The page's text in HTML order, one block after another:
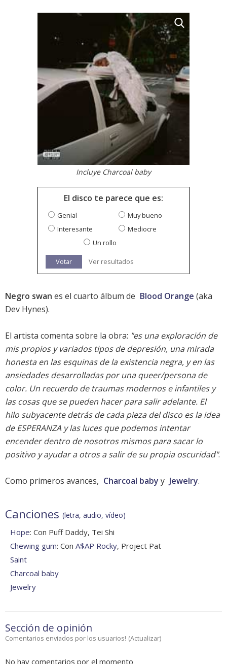
Incluye Charcoal baby
El disco te parece que es:
Genial
Muy bueno
Interesante
Mediocre
Un rollo
Votar Ver resultados
Negro swan es el cuarto álbum de Blood Orange (aka
Dev Hynes).
El artista comenta sobre la obra: "es una exploración de
mis propios y variados tipos de depresión, una mirada
honesta en las esquinas de la existencia negra, y en las
ansiedades desarrolladas por una queer/persona de
color. Un recuerdo de traumas modernos e infantiles y
las cosas que se pueden hacer para salir adelante. El
hilo subyacente detrás de cada pieza del disco es la idea
de ESPERANZA y las luces que podemos intentar
encender dentro de nosotros mismos para sacar lo
positivo y ayudar a otros a salir de su propia oscuridad".
Como primeros avances, Charcoal baby y Jewelry.
Canciones (letra, audio, vídeo)
Hope: Con Puff Daddy, Tei Shi
Chewing gum: Con A$AP Rocky, Project Pat
Saint
Charcoal baby
Jewelry
Sección de opinión
Comentarios enviados por los usuarios! (Actualizar)
No hay comentarios por el momento